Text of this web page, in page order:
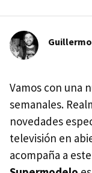
Vamos con una
semanales.
novedades
televisión en
acompaña a